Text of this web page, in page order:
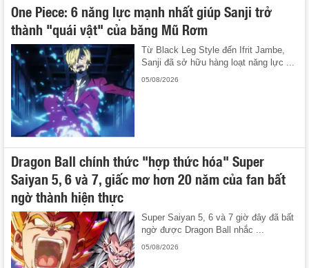
One Piece: 6 năng lực mạnh nhất giúp Sanji trở
thành "quái vật" của băng Mũ Rơm
Từ Black Leg Style đến Ifrit Jambe,
Sanji đã sở hữu hàng loạt năng lực ...
05/08/2026
Dragon Ball chính thức "hợp thức hóa" Super
Saiyan 5, 6 và 7, giấc mơ hơn 20 năm của fan bất
ngờ thành hiện thực
Super Saiyan 5, 6 và 7 giờ đây đã bất
ngờ được Dragon Ball nhắc ...
05/08/2026